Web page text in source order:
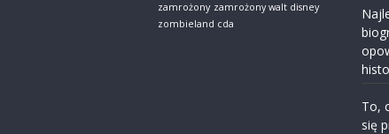
zamrożony zamrożony walt disney
zombieland cda
To,
się